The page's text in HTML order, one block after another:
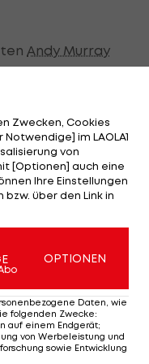
Andy Murray
ringt am
Partie den
6:4 und 7:6(4)
Nummer vier des
Einzug en
mit Jo-Wilfried
Franzose
in
6:2.
Zwecken, Cookies
im LAOLA1
von
[Optionen] auch eine
Ihre Einstellungen
über den Link in
OPTIONEN
Daten, wie
folgenden Zwecke:
auf einem Endgerät;
von Werbeleistung und
sowie Entwicklung